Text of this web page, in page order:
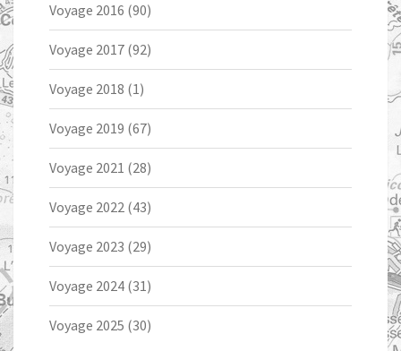
Voyage 2016 (90)
Voyage 2017 (92)
Voyage 2018 (1)
Voyage 2019 (67)
Voyage 2021 (28)
Voyage 2022 (43)
Voyage 2023 (29)
Voyage 2024 (31)
Voyage 2025 (30)